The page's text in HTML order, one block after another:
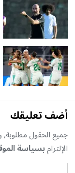
أضف تعليقك
جميع الحقول مطلوبة,
الإلتزامبسياسة